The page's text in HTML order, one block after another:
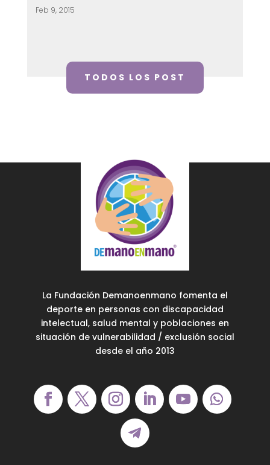
Feb 9, 2015
TODOS LOS POST
La Fundación Demanoenmano fomenta el
deporte en personas con discapacidad
intelectual, salud mental y poblaciones en
situación de vulnerabilidad / exclusión social
desde el año 2013